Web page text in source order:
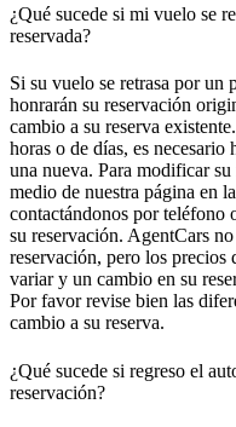
¿Qué sucede si mi vuelo se
reservada?
Si su vuelo se retrasa por un
honrarán su reservación
cambio a su reserva
horas o de días, es
una nueva. Para modificar
medio de nuestra página en
contactándonos por teléfono
su reservación. AgentCars
reservación, pero los precios
variar y un cambio en su
Por favor revise bien las
cambio a su reserva.
¿Qué sucede si regreso el
reservación?